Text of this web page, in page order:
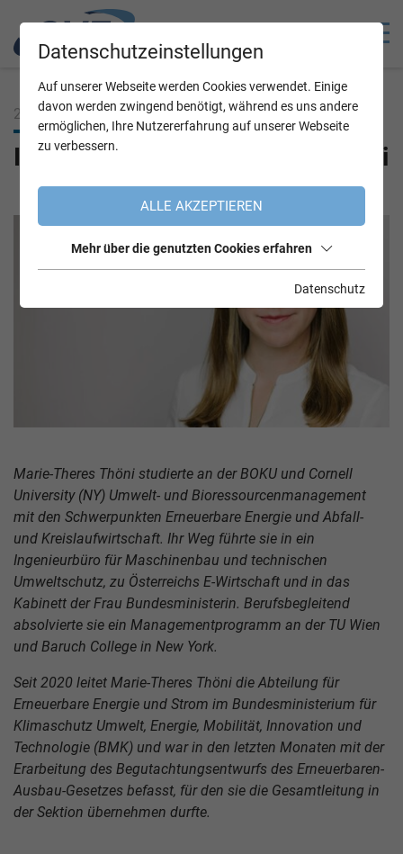
26.03.2021
Interview mit Marie-Theres Thöni
Marie-Theres Thöni studierte an der BOKU und Cornell
University (NY) Umwelt- und Bioressourcenmanagement
mit den Schwerpunkten Erneuerbare Energie und Abfall-
und Kreislaufwirtschaft. Ihr Weg führte sie in ein
Ingenieurbüro für Maschinenbau und technischen
Umweltschutz, zu Österreichs E-Wirtschaft und in das
Kabinett der Frau Bundesministerin. Berufsbegleitend
absolvierte sie ein Managementprogramm an der TU Wien
und Baruch College in New York.
Seit 2020 leitet Marie-Theres Thöni die Abteilung für
Erneuerbare Energie und Strom im Bundesministerium für
Klimaschutz Umwelt, Energie, Mobilität, Innovation und
Technologie (BMK) und war in den letzten Monaten mit der
Erarbeitung des Begutachtungsentwurfs des Erneuerbaren-
Ausbau-Gesetzes befasst, für den sie die Gesamtleitung in
der Sektion übernehmen durfte.
Datenschutzeinstellungen
Auf unserer Webseite werden Cookies verwendet. Einige
davon werden zwingend benötigt, während es uns andere
ermöglichen, Ihre Nutzererfahrung auf unserer Webseite
zu verbessern.
ALLE AKZEPTIEREN
Mehr über die genutzten Cookies erfahren
Datenschutz